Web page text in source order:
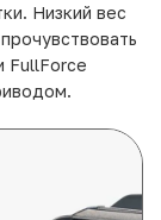
Низкий вес
FullForce